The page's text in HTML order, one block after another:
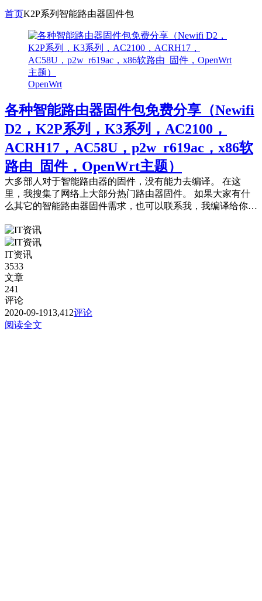
首页K2P系列智能路由器固件包
OpenWrt
各种智能路由器固件包免费分享（Newifi
D2，K2P系列，K3系列，AC2100，
ACRH17，AC58U，p2w_r619ac，x86软
路由_固件，OpenWrt主题）
大多部人对于智能路由器的固件，没有能力去编译。 在这
里，我搜集了网络上大部分热门路由器固件。 如果大家有什
么其它的智能路由器固件需求，也可以联系我，我编译给你
IT资讯
3533
文章
241
评论
2020-09-1913,412评论
阅读全文